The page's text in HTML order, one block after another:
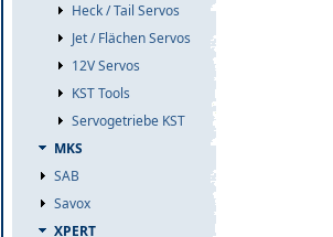
Heck / Tail Servos
Jet / Flächen Servos
12V Servos
KST Tools
Servogetriebe KST
MKS
SAB
Savox
XPERT